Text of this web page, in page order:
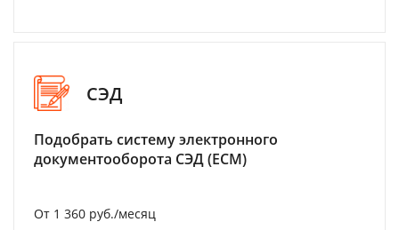
СЭД
Подобрать систему электронного
документооборота СЭД (ECM)
От 1 360 руб./месяц